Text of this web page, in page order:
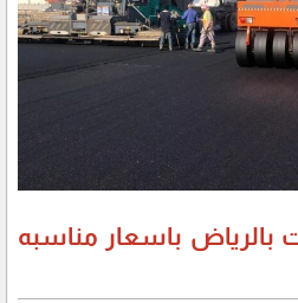
باسعار مناسبه